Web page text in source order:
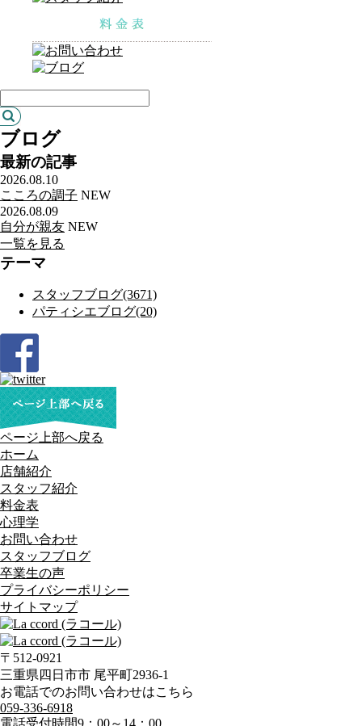
ブログ
最新の記事
2026.08.10
こころの調子 NEW
2026.08.09
自分が親友 NEW
一覧を見る
テーマ
スタッフブログ(3671)
パティシエブログ(20)
ページ上部へ戻る
ホーム
店舗紹介
スタッフ紹介
料金表
心理学
お問い合わせ
スタッフブログ
卒業生の声
プライバシーポリシー
サイトマップ
〒512-0921
三重県四日市市 尾平町2936-1
お電話でのお問い合わせはこちら
059-336-6918